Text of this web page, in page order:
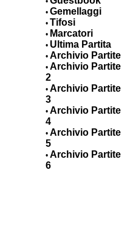
• Gemellaggi
• Tifosi
• Marcatori
• Ultima Partita
• Archivio Partite
• Archivio Partite
2
• Archivio Partite
3
• Archivio Partite
4
• Archivio Partite
5
• Archivio Partite
6